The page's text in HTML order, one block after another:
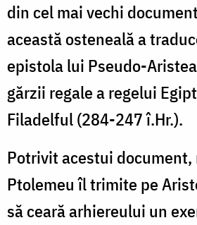
din cel mai vechi
această osteneală a
epistola lui Pseudo-
gărzii regale a regelui
Filadelful (284-247 î.Hr.).
Potrivit acestui document,
Ptolemeu îl trimite pe
să ceară arhiereului un